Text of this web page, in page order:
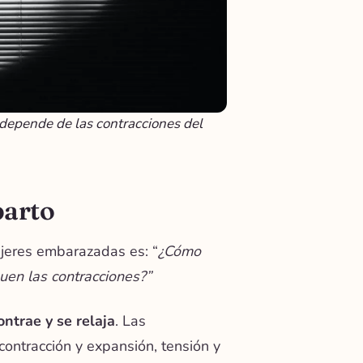
de las contracciones del
embarazadas es: “¿Cómo
las contracciones?”
y se relaja. Las
y expansión, tensión y